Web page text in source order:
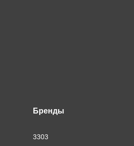
Бренды
3303